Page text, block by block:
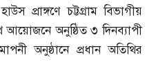
প্রাঙ্গণে চট্টগ্রাম বিভাগীয়
আয়োজনে অনুষ্ঠিত ৩ দিনব্যাপী
অনুষ্ঠানে প্রধান অতিথির